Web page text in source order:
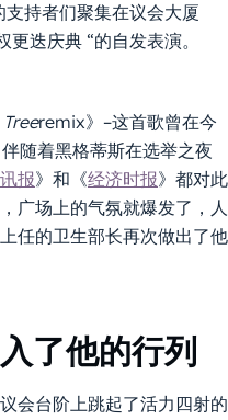
持者们聚集在议会大厦
迭庆典 “的自发表演。
remix》–这首歌曾在今
随着黑格蒂斯在选举之夜
报》和《经济时报》都对此
广场上的气氛就爆发了，人
任的卫生部长再次做出了他
了他的行列
会台阶上跳起了活力四射的